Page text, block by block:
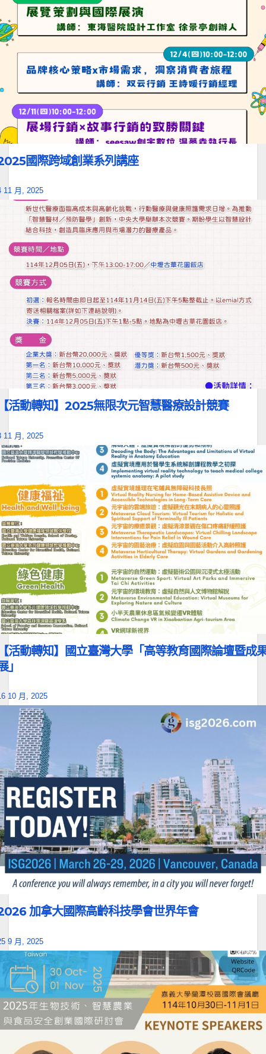
國際跨域創業系列講座
11 月, 2025
活動轉知】2025無限次元智慧醫療設計競賽
11 月, 2025
活動轉知】國立臺灣大學「高等教育國際論壇暨成
」
10 月, 2025
加拿大國際高齡科技學會世界年會
9 月, 2025